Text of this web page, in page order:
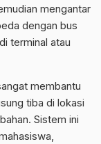
mengantar
dengan bus
terminal atau
membantu
tiba di lokasi
Sistem ini